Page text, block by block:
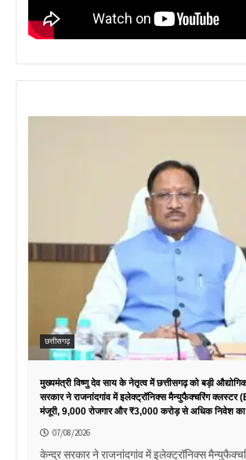
छत्तीसगढ़
मुख्यमंत्री विष्णु देव साय के नेतृत्व में छत्तीसगढ़ को बड़ी
सरकार ने राजनांदगांव में इलेक्ट्रॉनिक्स मैन्युफैक्चरिंग क्लस्टर
मंजूरी, 9,000 रोजगार और ₹3,000 करोड़ से अधिक निवेश का
07/08/2026
केन्द्र सरकार ने राजनांदगांव में इलेक्ट्रॉनिक्स